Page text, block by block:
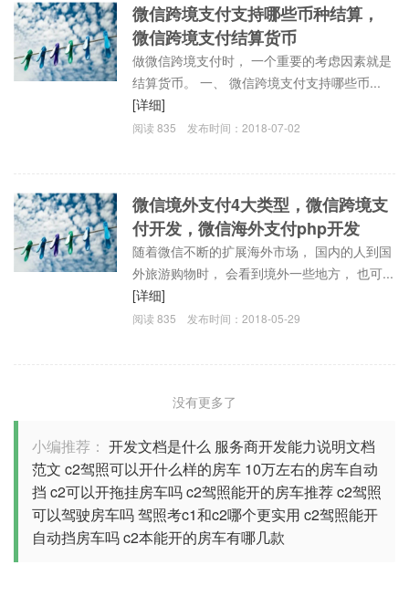
微信跨境支付支持哪些币种结算，
微信跨境支付结算货币
做微信跨境支付时， 一个重要的考虑因素就是
结算货币。 一、 微信跨境支付支持哪些币...
[详细]
阅读835 发布时间：2018-07-02
微信境外支付4大类型，微信跨境支
付开发，微信海外支付php开发
随着微信不断的扩展海外市场， 国内的人到国
外旅游购物时， 会看到境外一些地方， 也可...
[详细]
阅读835 发布时间：2018-05-29
没有更多了
小编推荐： 开发文档是什么 服务商开发能力说明文档
范文 c2驾照可以开什么样的房车 10万左右的房车自动
挡 c2可以开拖挂房车吗c2驾照能开的房车推荐c2驾照
可以驾驶房车吗驾照考c1和c2哪个更实用 c2驾照能开
自动挡房车吗c2本能开的房车有哪几款